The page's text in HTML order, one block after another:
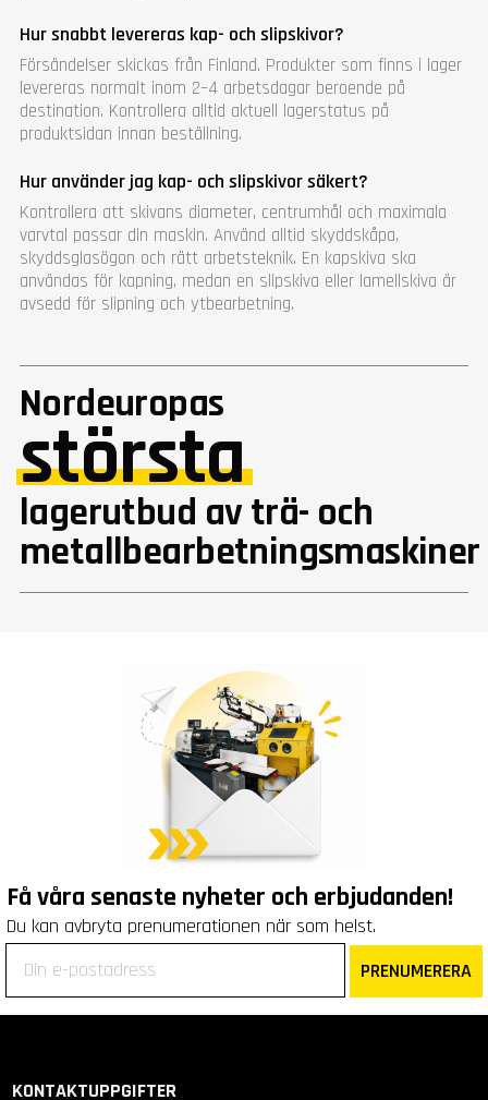
Hur snabbt levereras kap- och slipskivor?
Försändelser skickas från Finland. Produkter som finns i lager
levereras normalt inom 2–4 arbetsdagar beroende på
destination. Kontrollera alltid aktuell lagerstatus på
produktsidan innan beställning.
Hur använder jag kap- och slipskivor säkert?
Kontrollera att skivans diameter, centrumhål och maximala
varvtal passar din maskin. Använd alltid skyddskåpa,
skyddsglasögon och rätt arbetsteknik. En kapskiva ska
användas för kapning, medan en slipskiva eller lamellskiva är
avsedd för slipning och ytbearbetning.
Nordeuropas
största
lagerutbud av trä- och
metallbearbetningsmaskiner
Få våra senaste nyheter och erbjudanden!
Du kan avbryta prenumerationen när som helst.
PRENUMERERA
KONTAKTUPPGIFTER